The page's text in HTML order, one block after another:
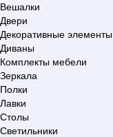
Вешалки
Двери
Декоративные элементы
Диваны
Комплекты мебели
Зеркала
Полки
Лавки
Столы
Светильники